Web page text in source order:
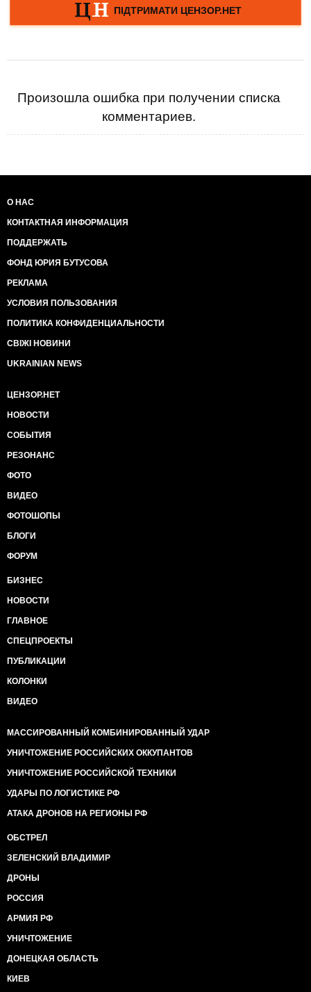
Произошла ошибка при получении списка
комментариев.
О НАС
КОНТАКТНАЯ ИНФОРМАЦИЯ
ПОДДЕРЖАТЬ
ФОНД ЮРИЯ БУТУСОВА
РЕКЛАМА
УСЛОВИЯ ПОЛЬЗОВАНИЯ
ПОЛИТИКА КОНФИДЕНЦИАЛЬНОСТИ
СВІЖІ НОВИНИ
UKRAINIAN NEWS
ЦЕНЗОР.НЕТ
НОВОСТИ
СОБЫТИЯ
РЕЗОНАНС
ФОТО
ВИДЕО
ФОТОШОПЫ
БЛОГИ
ФОРУМ
БИЗНЕС
НОВОСТИ
ГЛАВНОЕ
СПЕЦПРОЕКТЫ
ПУБЛИКАЦИИ
КОЛОНКИ
ВИДЕО
МАССИРОВАННЫЙ КОМБИНИРОВАННЫЙ УДАР
УНИЧТОЖЕНИЕ РОССИЙСКИХ ОККУПАНТОВ
УНИЧТОЖЕНИЕ РОССИЙСКОЙ ТЕХНИКИ
УДАРЫ ПО ЛОГИСТИКЕ РФ
АТАКА ДРОНОВ НА РЕГИОНЫ РФ
ОБСТРЕЛ
ЗЕЛЕНСКИЙ ВЛАДИМИР
ДРОНЫ
РОССИЯ
АРМИЯ РФ
УНИЧТОЖЕНИЕ
ДОНЕЦКАЯ ОБЛАСТЬ
КИЕВ